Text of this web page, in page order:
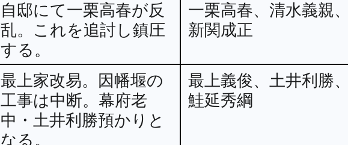
自邸にて一栗高春が反
乱。これを追討し鎮圧
する。
一栗高春、清水義親
新関成正
最上家改易。因幡堰の
工事は中断。幕府老
中・土井利勝預かりと
なる。
最上義俊、土井利勝
鮭延秀綱